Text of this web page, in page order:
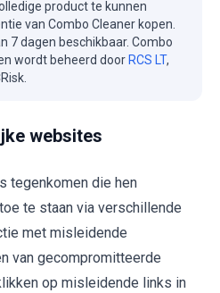
product te kunnen
van Combo Cleaner kopen.
7 dagen beschikbaar. Combo
wordt beheerd door RCS LT,
websites
tegenkomen die hen
te staan via verschillende
met misleidende
van gecompromitteerde
op misleidende links in